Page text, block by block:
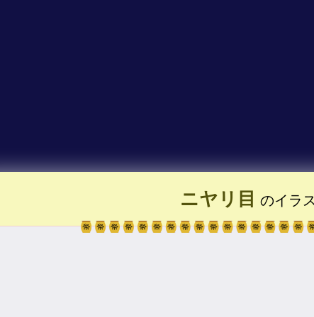
ニヤリ目 のイラ